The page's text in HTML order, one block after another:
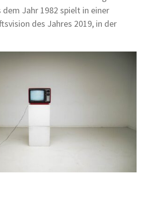
dem Jahr 1982 spielt in einer
des Jahres 2019, in der